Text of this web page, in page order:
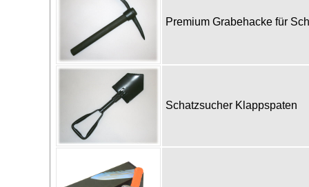
Premium Grabehacke für
Schatzsucher Klappspaten